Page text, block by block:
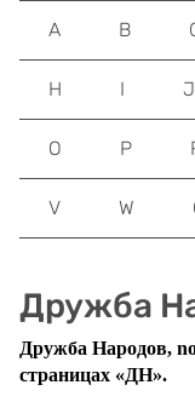
Дружба
Дружба Народов,
страницах «ДН».
A B
H I J
O P
V W